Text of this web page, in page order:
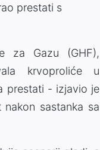
prestati s
za Gazu (GHF),
krvoproliće u
prestati - izjavio je
sastanka sa